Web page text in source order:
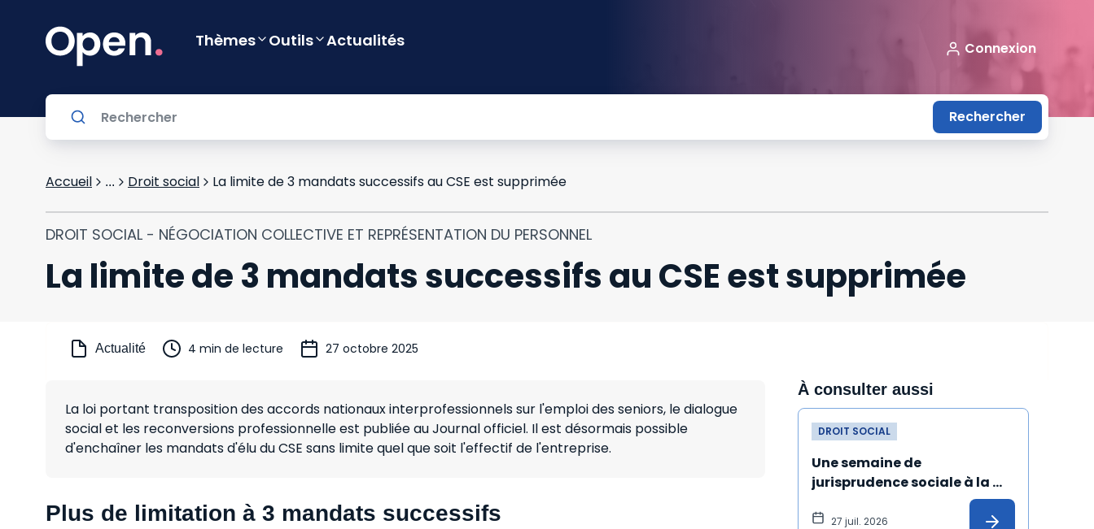
Thèmes Outils Actualités Connexion
Rechercher
Accueil ... Droit social La limite de 3 mandats successifs au CSE est supprimée
DROIT SOCIAL - NÉGOCIATION COLLECTIVE ET REPRÉSENTATION DU PERSONNEL
La limite de 3 mandats successifs au CSE est supprimée
Actualité 4 min de lecture 27 octobre 2025
La loi portant transposition des accords nationaux interprofessionnels sur l'emploi des seniors, le dialogue
social et les reconversions professionnelle est publiée au Journal officiel. Il est désormais possible
d'enchaîner les mandats d'élu du CSE sans limite quel que soit l'effectif de l'entreprise.
Plus de limitation à 3 mandats successifs
À consulter aussi
DROIT SOCIAL
Une semaine de
jurisprudence sociale à la
27 juil. 2026